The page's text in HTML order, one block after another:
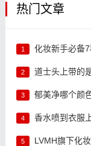
热门文章
1 化妆新手必备
2 道士头上带的
3 郁美净哪个颜
4 香水喷到衣服
5 LVMH旗下化